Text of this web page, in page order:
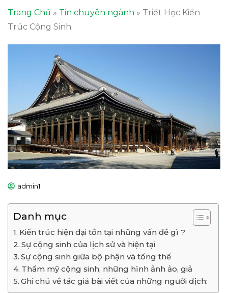
Trang Chủ » Tin chuyên ngành » Triết Học Kiến
Trúc Cộng Sinh
admin1
Danh mục
Kiến trúc hiện đại tồn tại những vấn đề gì ?
Sự cộng sinh của lịch sử và hiện tại
Sự cộng sinh giữa bộ phận và tổng thể
Thẩm mỹ cộng sinh, những hình ảnh ảo, giả
Ghi chú về tác giả bài viết của những người dịch: